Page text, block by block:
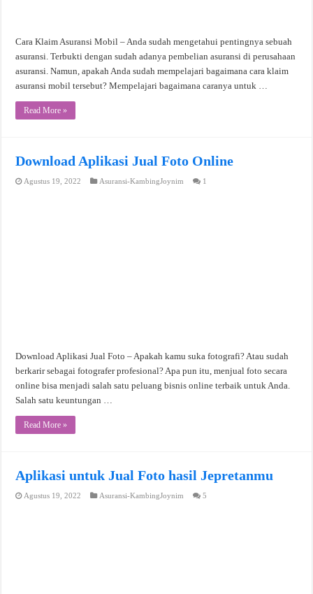
Cara Klaim Asuransi Mobil – Anda sudah mengetahui pentingnya sebuah
asuransi. Terbukti dengan sudah adanya pembelian asuransi di perusahaan
asuransi. Namun, apakah Anda sudah mempelajari bagaimana cara klaim
asuransi mobil tersebut? Mempelajari bagaimana caranya untuk …
Read More »
Download Aplikasi Jual Foto Online
Agustus 19, 2022 Asuransi-KambingJoynim 1
Download Aplikasi Jual Foto – Apakah kamu suka fotografi? Atau sudah
berkarir sebagai fotografer profesional? Apa pun itu, menjual foto secara
online bisa menjadi salah satu peluang bisnis online terbaik untuk Anda.
Salah satu keuntungan …
Read More »
Aplikasi untuk Jual Foto hasil Jepretanmu
Agustus 19, 2022 Asuransi-KambingJoynim 5